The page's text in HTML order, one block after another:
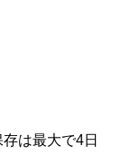
は最大で4日